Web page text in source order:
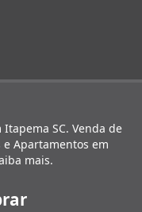
SC. Venda de
e Apartamentos em
mais.